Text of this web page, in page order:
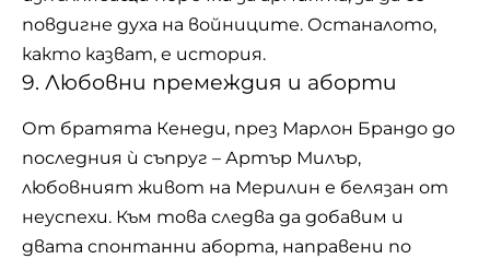
повдигне духа на войниците. Останалото,
както казват, е история.
9. Любовни премеждия и аборти
От братята Кенеди, през Марлон Брандо до
последния ѝ съпруг – Артър Милър,
любовният живот на Мерилин е белязан от
неуспехи. Към това следва да добавим и
двата спонтанни аборта, направени по